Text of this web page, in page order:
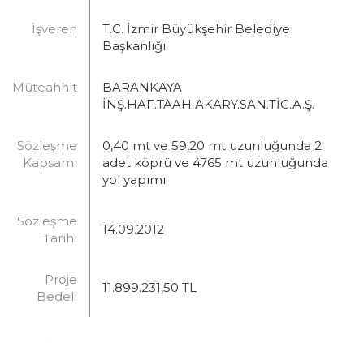
İşveren
T.C. İzmir Büyükşehir Belediye
Başkanlığı
Müteahhit
BARANKAYA
İNŞ.HAF.TAAH.AKARY.SAN.TİC.A.Ş.
Sözleşme
Kapsamı
0,40 mt ve 59,20 mt uzunluğunda 2
adet köprü ve 4765 mt uzunluğunda
yol yapımı
Sözleşme
Tarihi
14.09.2012
Proje
Bedeli
11.899.231,50 TL